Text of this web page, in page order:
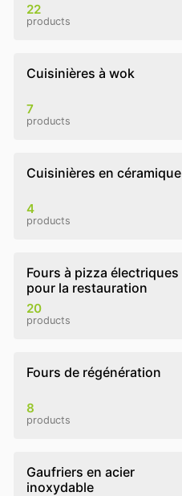
22
products
Cuisinières à wok
7
products
Cuisinières en céramique
4
products
Fours à pizza électriques
pour la restauration
20
products
Fours de régénération
8
products
Gaufriers en acier
inoxydable